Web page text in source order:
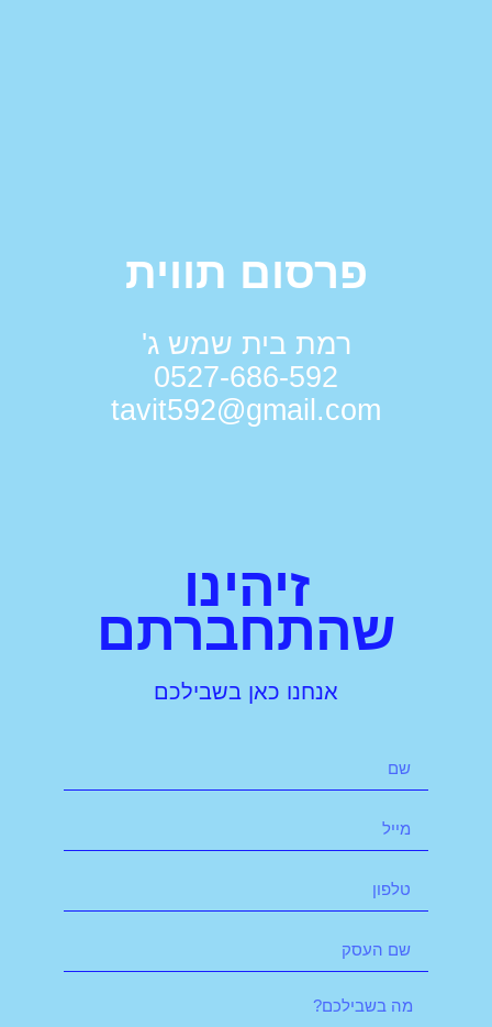
פרסום תווית
רמת בית שמש ג'
0527-686-592
tavit592@gmail.com
זיהינו
שהתחברתם
אנחנו כאן בשבילכם